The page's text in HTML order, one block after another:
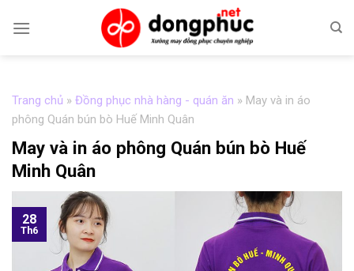
Trang chủ » Đồng phục nhà hàng - quán ăn » May và in áo
phông Quán bún bò Huế Minh Quân
May và in áo phông Quán bún bò Huế
Minh Quân
28
Th6